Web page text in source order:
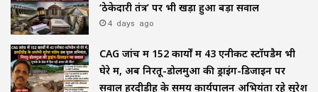
‘ठेकेदारी तंत्र’ पर भी खड़ा हुआ बड़ा सवाल
4 days ago
CAG जांच में 152 कार्यों में 43 एनीकट स्टॉपडैम भी
घेरे में, अब निरतू-डोलमुआ की ड्राइंग-डिजाइन पर
सवाल हरदीडीह के समय कार्यपालन अभियंता रहे सुरेश